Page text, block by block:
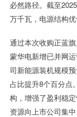
必然路径。截至
万千瓦，电源结构优
通过本次收购正蓝
蒙华电新增已并网
司新能源装机规模
占比提升8个百分点
构，增强了盈利稳
资源向上市公司集